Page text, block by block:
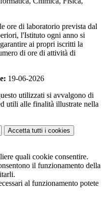
ore di laboratorio prevista dal
l'Istituto ogni anno si
ai propri iscritti la
di ore di attività di
19-06-2026
utilizzati si avvalgono di
utili alle finalità illustrate nella
Accetta tutti i cookies
quali cookie consentire.
il funzionamento della
al funzionamento potete